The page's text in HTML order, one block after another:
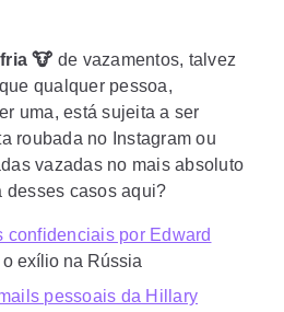
🐮 de vazamentos, talvez
qualquer pessoa,
uma, está sujeita a ser
roubada no Instagram ou
vazadas no mais absoluto
desses casos aqui?
confidenciais por Edward
o exílio na Rússia
pessoais da Hillary